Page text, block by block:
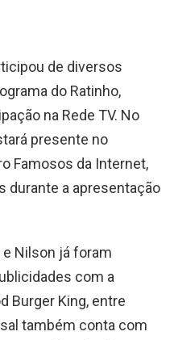
de diversos
do Ratinho,
na Rede TV. No
presente no
Famosos da Internet,
durante a apresentação
Nilson já foram
com a
Burger King, entre
também conta com